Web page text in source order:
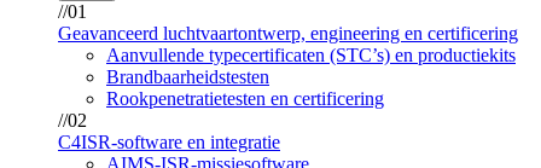
//01
Geavanceerd luchtvaartontwerp, engineering en certificering
Aanvullende typecertificaten (STC’s) en productiekits
Brandbaarheidstesten
Rookpenetratietesten en certificering
//02
C4ISR-software en integratie